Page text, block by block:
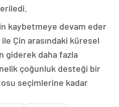
kaybetmeye devam eder
Çin arasındaki küresel
giderek daha fazla
çoğunluk desteği bir
seçimlerine kadar